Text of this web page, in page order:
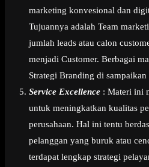
marketing konvesional dan
Tujuannya adalah Team
jumlah leads atau calon
menjadi Customer. Berbagai
Strategi Branding di
Service Excellence : Materi ini
untuk meningkatkan kualitas
perusahaan. Hal ini tentu
pelanggan yang buruk atau
terdapat lengkap strategi